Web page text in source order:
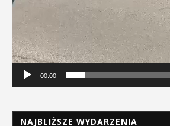
00:00
NAJBLIŻSZE WYDARZENIA